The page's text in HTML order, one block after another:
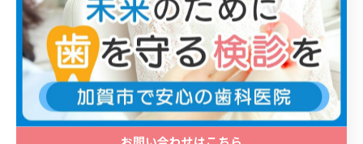
対応した診療体制や、家族みんなが安心して治療を受け
られる環境が整っている点が挙げられます。特に、小児
から高齢者まで一貫してケアできる医院は、ライフステ
ージごとの悩みや治療ニーズに柔軟に対応できると評価
されています。